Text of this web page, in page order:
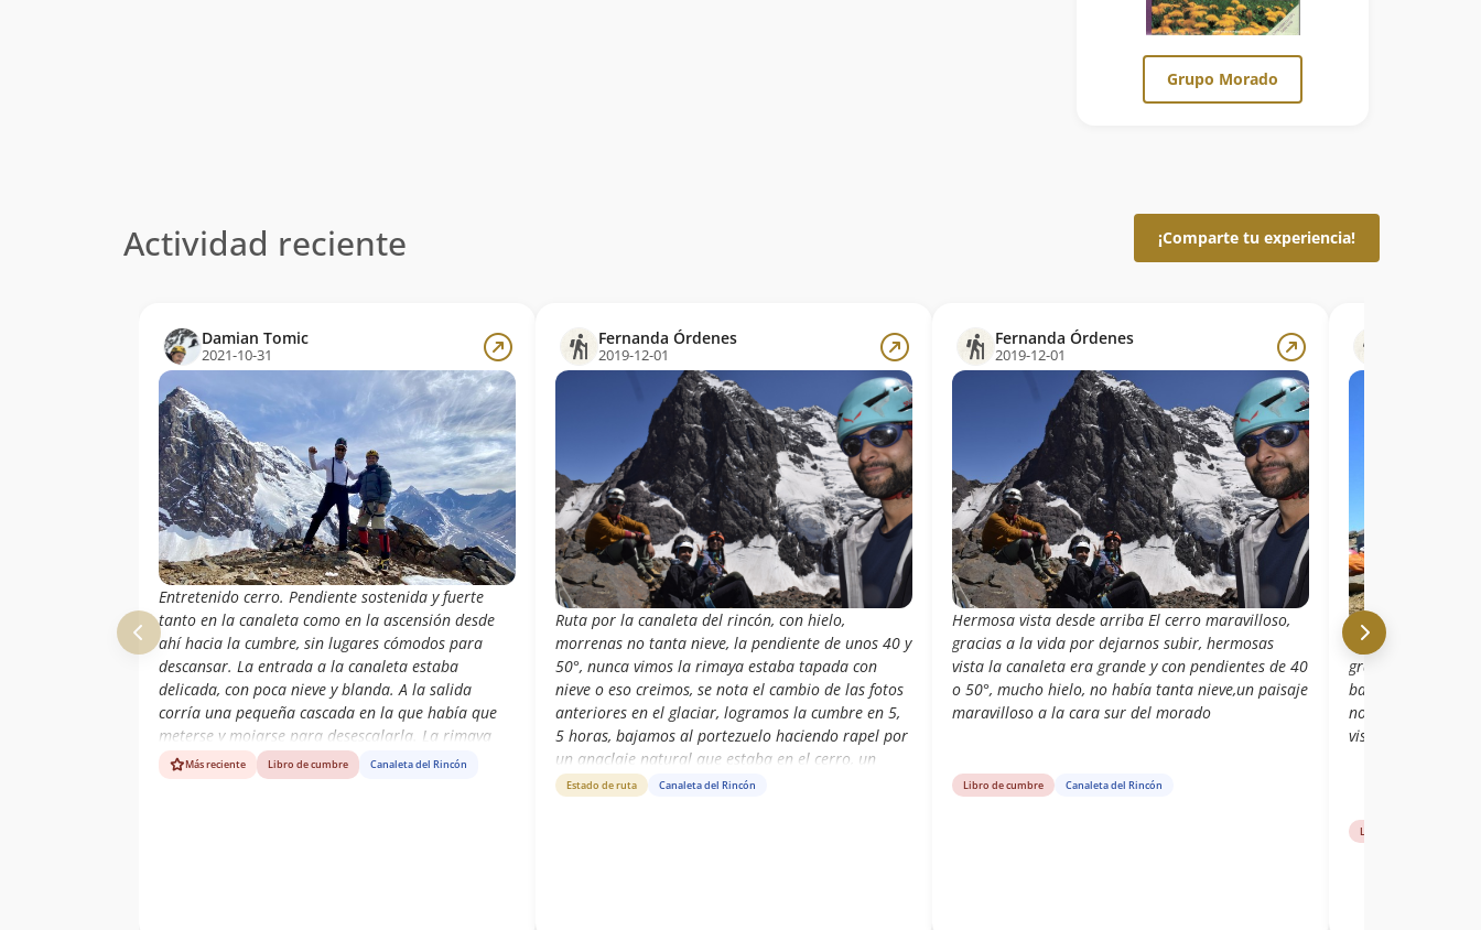
Grupo Morado
Actividad reciente ¡Comparte tu experiencia!
Damian Tomic
2021-10-31
Entretenido cerro. Pendiente sostenida y fuerte
tanto en la canaleta como en la ascensión desde
ahí hacia la cumbre, sin lugares cómodos para
descansar. La entrada a la canaleta estaba
delicada, con poca nieve y blanda. A la salida
corría una pequeña cascada en la que había que
meterse y mojarse para desescalarla. La rimaya
estaba totalmente oculta.
Más reciente Libro de cumbre Canaleta del Rincón
Fernanda Órdenes
2019-12-01
Ruta por la canaleta del rincón, con hielo,
morrenas no tanta nieve, la pendiente de unos 40 y
50°, nunca vimos la rimaya estaba tapada con
nieve o eso creimos, se nota el cambio de las fotos
anteriores en el glaciar, logramos la cumbre en 5,
5 horas, bajamos al portezuelo haciendo rapel por
un anaclaje natural que estaba en el cerro, un
cordin que parece que llevaba años, le confiamos y
Estado de ruta Canaleta del Rincón
Fernanda Órdenes
2019-12-01
Hermosa vista desde arriba El cerro maravilloso,
gracias a la vida por dejarnos subir, hermosas
vista la canaleta era grande y con pendientes de 40
o 50°, mucho hielo, no había tanta nieve,un paisaje
maravilloso a la cara sur del morado
Libro de cumbre Canaleta del Rincón
gran cerro,
bajada por la
no había nieve y
vistas.
Libro de cumbre